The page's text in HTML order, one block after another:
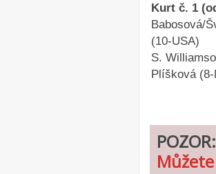
Kurt č. 1
Babosová/
(10-USA)
S.
Plíšková